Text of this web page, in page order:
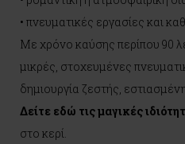
• πνευματικές εργασίες και
Με χρόνο καύσης περίπου 90
μικρές, στοχευμένες
δημιουργία ζεστής,
Δείτε εδώ τις μαγικές
στο κερί.